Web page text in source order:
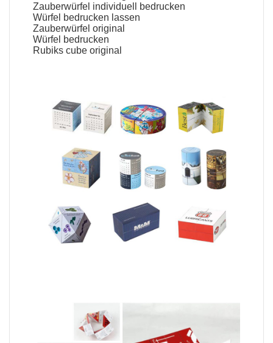
Zauberwürfel individuell bedrucken
Würfel bedrucken lassen
Zauberwürfel original
Würfel bedrucken
Rubiks cube original